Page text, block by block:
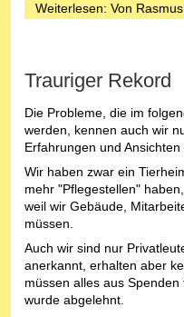
Weiterlesen: Von
Trauriger Rekord
Die Probleme, die im
werden, kennen auch wir
Erfahrungen und
Wir haben zwar ein
mehr "Pflegestellen"
weil wir Gebäude,
müssen.
Auch wir sind nur
anerkannt, erhalten aber
müssen alles aus
wurde abgelehnt.